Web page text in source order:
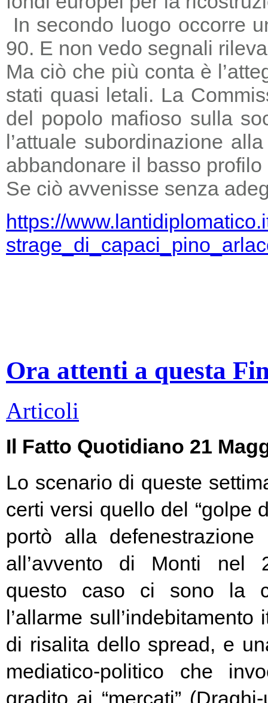
In secondo luogo occorre
90. E non vedo segnali
Ma ciò che più conta è
stati quasi letali. La
del popolo mafioso sulla
l’attuale subordinazione
abbandonare il basso
Se ciò avvenisse senza
https://
Ora attenti a questa
Articoli
Il Fatto Quotidiano 21
Lo scenario di queste
certi versi quello del “golpe
portò alla
all’avvento di Monti nel
questo caso ci sono la
l’allarme
di risalita dello spread, e
mediatico-politico che
gradito ai “mercati”